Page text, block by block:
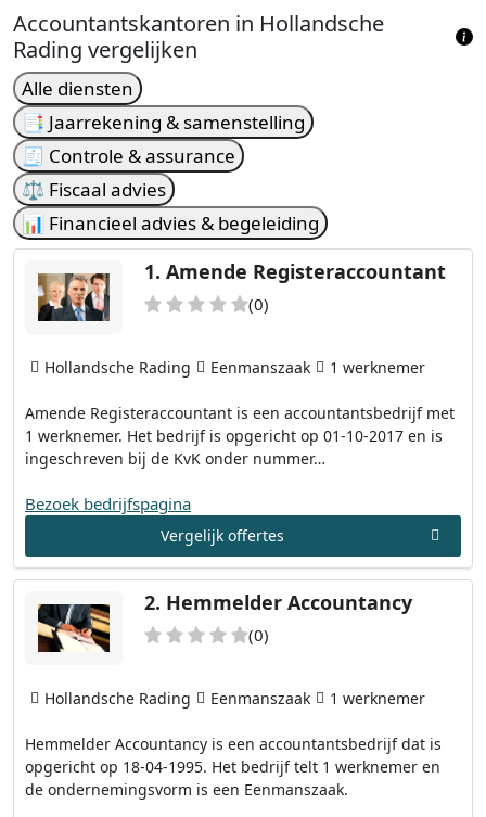
Accountantskantoren in Hollandsche
Rading vergelijken
Alle diensten
📑 Jaarrekening & samenstelling
🧾 Controle & assurance
⚖️ Fiscaal advies
📊 Financieel advies & begeleiding
1. Amende Registeraccountant
(0)
Amende Registeraccountant is een accountantsbedrijf met
1 werknemer. Het bedrijf is opgericht op 01-10-2017 en is
ingeschreven bij de KvK onder nummer…
Hollandsche Rading Eenmanszaak 1 werknemer
Bezoek bedrijfspagina
Vergelijk offertes
2. Hemmelder Accountancy
(0)
Hemmelder Accountancy is een accountantsbedrijf dat is
opgericht op 18-04-1995. Het bedrijf telt 1 werknemer en
de ondernemingsvorm is een Eenmanszaak.
Hollandsche Rading Eenmanszaak 1 werknemer